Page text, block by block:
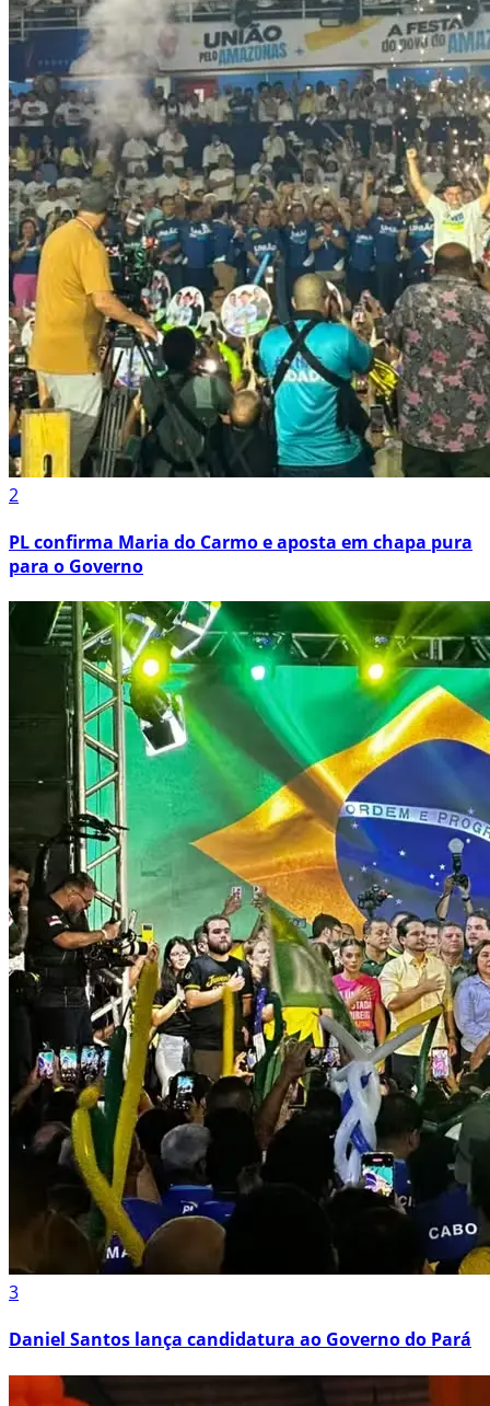
2
PL confirma Maria do Carmo e aposta em chapa pura
para o Governo
3
Daniel Santos lança candidatura ao Governo do Pará